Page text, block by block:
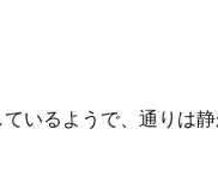
いるようで、通りは